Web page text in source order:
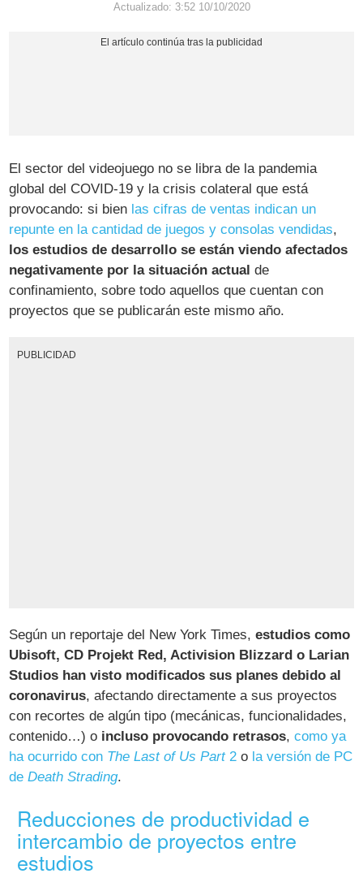
Actualizado: 3:52 10/10/2020
El sector del videojuego no se libra de la pandemia
global del COVID-19 y la crisis colateral que está
provocando: si bien las cifras de ventas indican un
repunte en la cantidad de juegos y consolas vendidas,
los estudios de desarrollo se están viendo afectados
negativamente por la situación actual de
confinamiento, sobre todo aquellos que cuentan con
proyectos que se publicarán este mismo año.
PUBLICIDAD
Según un reportaje del New York Times,estudios como‌
Ubisoft, CD‌ Projekt Red, Activision Blizzard o Larian
Studios han visto modificados sus planes debido al
coronavirus, afectando directamente a sus proyectos
con recortes de algún tipo (mecánicas, funcionalidades,
contenido…) o incluso provocando retrasos,como ya
ha ocurrido con The Last of Us Part2 o la versión de PC
deDeath Strading.
Reducciones de productividad e
intercambio de proyectos entre
estudios